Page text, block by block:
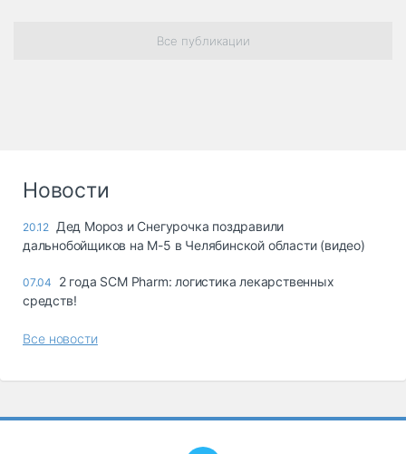
Спецтехника
Все публикации
Новости
20.12 Дед Мороз и Снегурочка поздравили
дальнобойщиков на М-5 в Челябинской области (видео)
07.04
2 года SCM Pharm: логистика лекарственных
средств!
Все новости